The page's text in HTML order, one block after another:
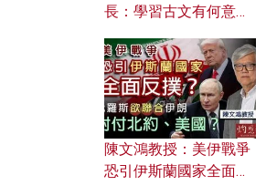
長：學習古文有何意
文之美？ 日常寫作如何
應用？
陳文鴻教授：美伊戰爭
恐引伊斯蘭國家全面反